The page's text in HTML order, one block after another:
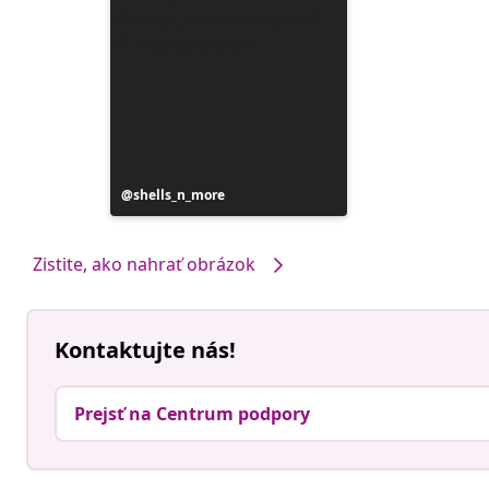
Príspevok
zverejnil
shells_n_more
Zistite, ako nahrať obrázok
Kontaktujte nás!
Prejsť na Centrum podpory